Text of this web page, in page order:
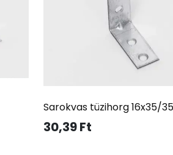
Sarokvas tüzihorg 16x35/35
30,39Ft